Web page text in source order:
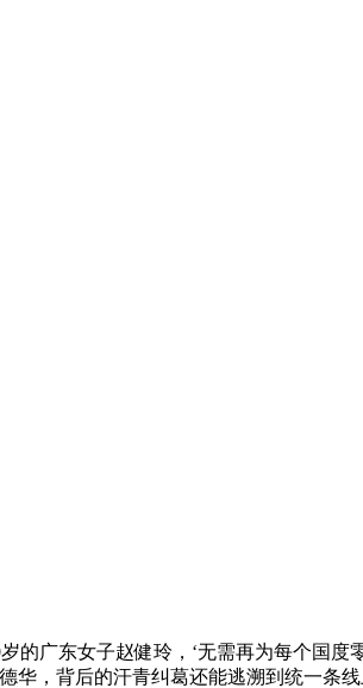
广东女子赵健玲，‘无需再为每个国度
华，背后的汗青纠葛还能逃溯到统一条